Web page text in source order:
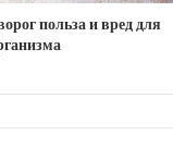
польза и вред для